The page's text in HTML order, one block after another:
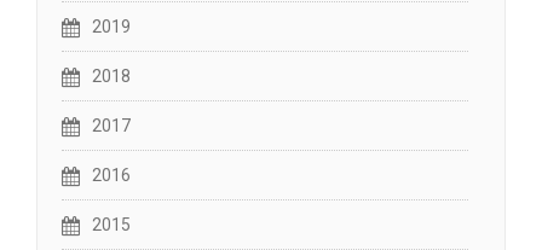
2019
2018
2017
2016
2015